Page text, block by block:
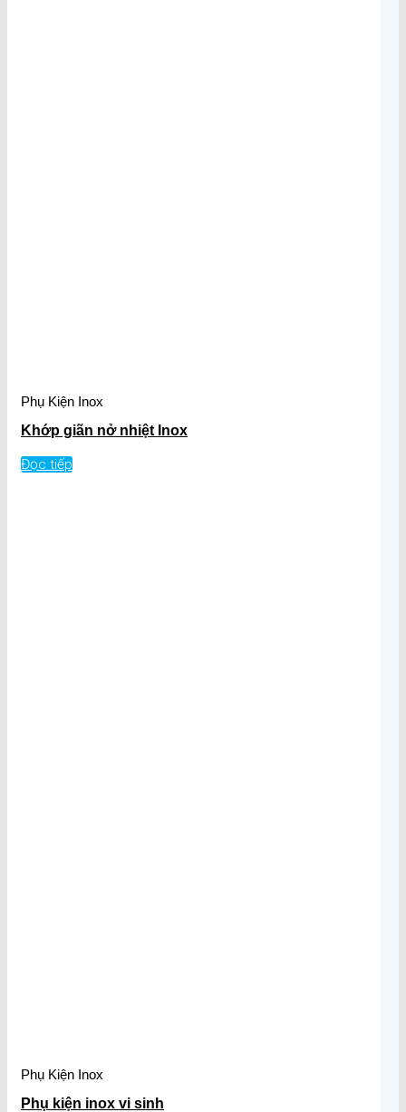
Phụ Kiện Inox
Khớp giãn nở nhiệt Inox
Đọc tiếp
Phụ Kiện Inox
Phụ kiện inox vi sinh